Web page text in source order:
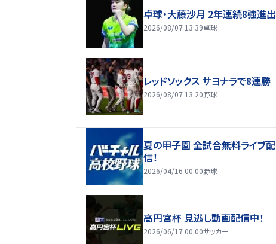
卓球・大藤沙月 2年連続8強進出
2026/08/07 13:39卓球
レッドソックス サヨナラで8連勝
2026/08/07 13:20野球
夏の甲子園 全試合無料ライブ配
信！
2026/04/16 00:00野球
高円宮杯 見逃し動画配信中！
2026/06/17 00:00サッカー